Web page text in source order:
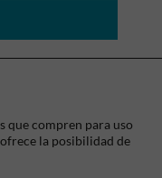
que compren para uso
la posibilidad de